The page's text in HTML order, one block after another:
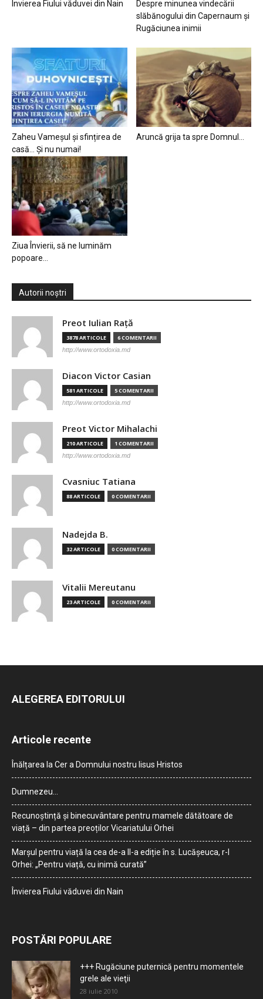
Învierea Fiului văduvei din Nain
Despre minunea vindecării
slăbănogului din Capernaum și
Rugăciunea inimii
Zaheu Vameșul și sfințirea de
casă… Și nu numai!
Aruncă grija ta spre Domnul…
Ziua Învierii, să ne luminăm
popoare…
Autorii noștri
Preot Iulian Raţă
3878 ARTICOLE 6 COMENTARII
http://www.ortodoxia.md
Diacon Victor Casian
581 ARTICOLE 5 COMENTARII
http://www.ortodoxia.md
Preot Victor Mihalachi
210 ARTICOLE 1 COMENTARII
http://www.ortodoxia.md
Cvasniuc Tatiana
88 ARTICOLE 0 COMENTARII
Nadejda B.
32 ARTICOLE 0 COMENTARII
Vitalii Mereutanu
23 ARTICOLE 0 COMENTARII
ALEGEREA EDITORULUI
Articole recente
Înălțarea la Cer a Domnului nostru Iisus Hristos
Dumnezeu…
Recunoștință și binecuvântare pentru mamele dătătoare de
viață – din partea preoților Vicariatului Orhei
Marșul pentru viață la cea de-a II-a ediție în s. Lucășeuca, r-l
Orhei: „Pentru viață, cu inimă curată”
Învierea Fiului văduvei din Nain
POSTĂRI POPULARE
+++ Rugăciune puternică pentru momentele
grele ale vieţii
28 iulie 2010